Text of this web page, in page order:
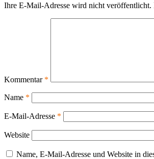
Ihre E-Mail-Adresse wird nicht veröffentlicht.
Kommentar *
Name *
E-Mail-Adresse *
Website
Name, E-Mail-Adresse und Website in